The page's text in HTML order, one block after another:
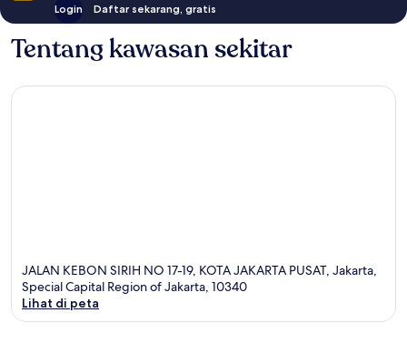
Login Daftar sekarang, gratis
Tentang kawasan sekitar
JALAN KEBON SIRIH NO 17-19, KOTA JAKARTA PUSAT, Jakarta,
Special Capital Region of Jakarta, 10340
Lihat di peta